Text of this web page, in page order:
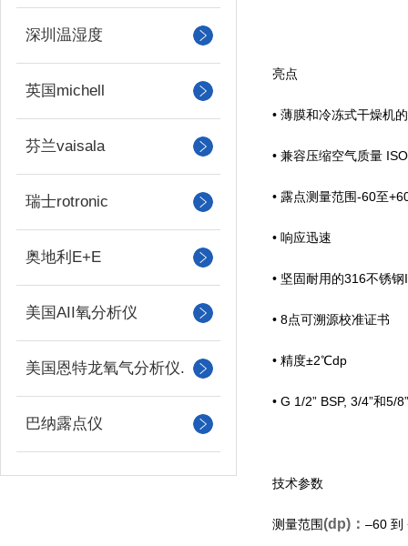
深圳温湿度
英国michell
芬兰vaisala
瑞士rotronic
奥地利E+E
美国AII氧分析仪
美国恩特龙氧气分析仪.
巴纳露点仪
亮点
• 薄膜和冷冻式干燥机
• 兼容压缩空气质量
• 露点测量范围-60至
• 响应迅速
• 坚固耐用的316不锈钢
• 8点可溯源校准证书
• 精度±2℃dp
• G 1/2” BSP, 3/4”和5/8”
技术参数
测量范围(dp)： –60 到